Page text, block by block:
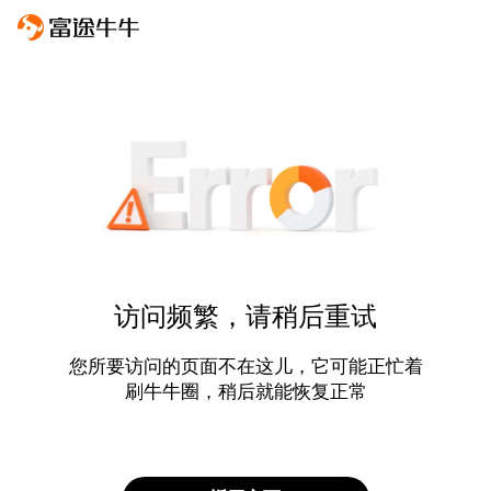
访问频繁，请稍后重试
您所要访问的页面不在这儿，它可能正忙着
刷牛牛圈，稍后就能恢复正常